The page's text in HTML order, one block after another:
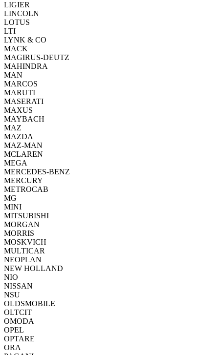
LIGIER
LINCOLN
LOTUS
LTI
LYNK & CO
MACK
MAGIRUS-DEUTZ
MAHINDRA
MAN
MARCOS
MARUTI
MASERATI
MAXUS
MAYBACH
MAZ
MAZDA
MAZ-MAN
MCLAREN
MEGA
MERCEDES-BENZ
MERCURY
METROCAB
MG
MINI
MITSUBISHI
MORGAN
MORRIS
MOSKVICH
MULTICAR
NEOPLAN
NEW HOLLAND
NIO
NISSAN
NSU
OLDSMOBILE
OLTCIT
OMODA
OPEL
OPTARE
ORA